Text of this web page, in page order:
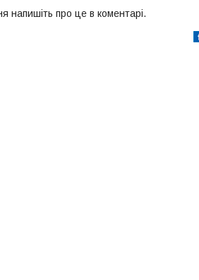
напишіть про це в коментарі.